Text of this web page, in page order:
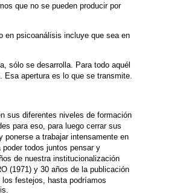
que no se pueden producir por
en psicoanálisis incluye que sea en
sólo se desarrolla. Para todo aquél
Esa apertura es lo que se transmite.
sus diferentes niveles de formación
para eso, para luego cerrar sus
ponerse a trabajar intensamente en
poder todos juntos pensar y
de nuestra institucionalización
(1971) y 30 años de la publicación
festejos, hasta podríamos